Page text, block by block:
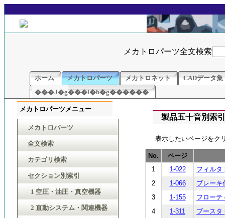
メカトロパーツ全文検索
ホーム メカトロパーツ メカトロネット
CADデータ集
���J�g���l�b�g������
製品五十音別索
表示したいページをク
No.
ページ
1
1-022
フィルタ
2
1-066
ブレーキ
3
1-155
フローテ
4
1-311
ブースタ
メカトロパーツメニュー
メカトロパーツ
全文検索
カテゴリ検索
セクション別索引
1 空圧・油圧・真空機器
2 直動システム・関連機器